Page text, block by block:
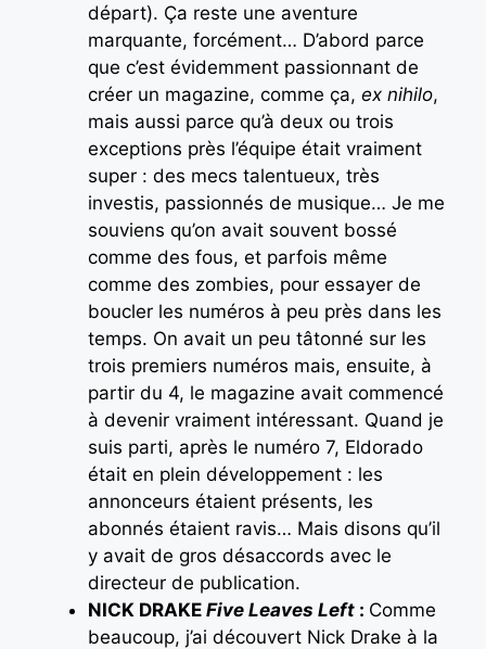
départ). Ça reste une aventure
marquante, forcément… D’abord parce
que c’est évidemment passionnant de
créer un magazine, comme ça, ex nihilo,
mais aussi parce qu’à deux ou trois
exceptions près l’équipe était vraiment
super : des mecs talentueux, très
investis, passionnés de musique… Je me
souviens qu’on avait souvent bossé
comme des fous, et parfois même
comme des zombies, pour essayer de
boucler les numéros à peu près dans les
temps. On avait un peu tâtonné sur les
trois premiers numéros mais, ensuite, à
partir du 4, le magazine avait commencé
à devenir vraiment intéressant. Quand je
suis parti, après le numéro 7, Eldorado
était en plein développement : les
annonceurs étaient présents, les
abonnés étaient ravis… Mais disons qu’il
y avait de gros désaccords avec le
directeur de publication.
NICK DRAKE Five Leaves Left : Comme
beaucoup, j’ai découvert Nick Drake à la